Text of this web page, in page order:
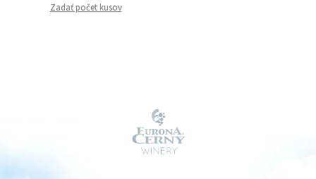
Zadať počet kusov